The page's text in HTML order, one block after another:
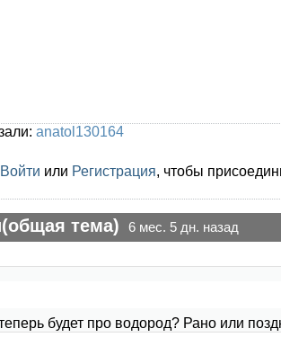
anatol130164
Войти или Регистрация, чтобы
тема) 6 мес. 5 дн. назад
будет про водород? Рано или